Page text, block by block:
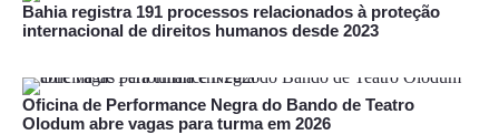
Bahia registra 191 processos relacionados à proteção
internacional de direitos humanos desde 2023
Oficina de Performance Negra do Bando de Teatro
Olodum abre vagas para turma em 2026